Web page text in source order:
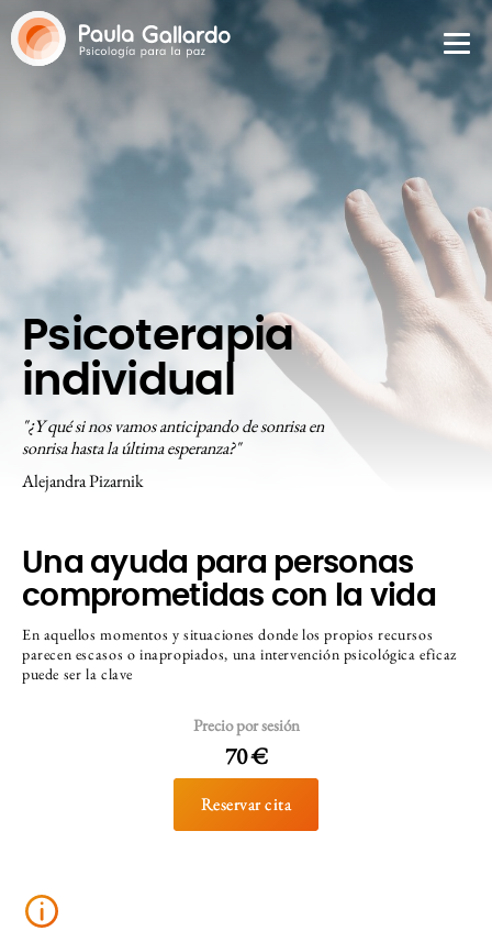
Psicoterapia
individual
"¿Y qué si nos vamos anticipando de sonrisa en
sonrisa hasta la última esperanza?"
Alejandra Pizarnik
Una ayuda para personas
comprometidas con la vida
En aquellos momentos y situaciones donde los propios recursos
parecen escasos o inapropiados, una intervención psicológica eficaz
puede ser la clave
Precio por sesión
70 €
Reservar cita